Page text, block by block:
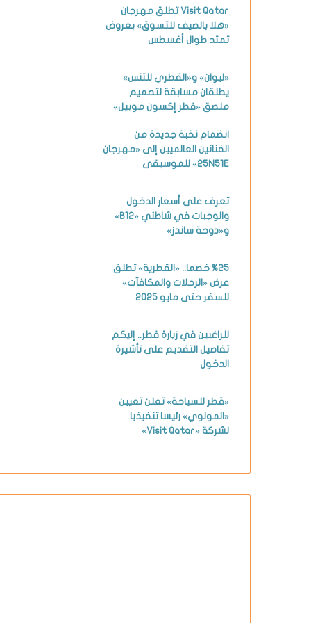
Visit Qatar تطلق مهرجان
«هلا بالصيف للتسوق» بعروض
تمتد طوال أغسطس
«ليوان» و«القطري للتنس»
يطلقان مسابقة لتصميم
ملصق «قطر إكسون موبيل»
انضمام نخبة جديدة من
الفنانين العالميين إلى «مهرجان
25N51E» للموسيقى
تعرف على أسعار الدخول
والوجبات في شاطئي «B12»
و«دوحة ساندز»
%25 خصما.. «القطرية» تطلق
عرض «الرحلات والمكافآت»
للسفر حتى مايو 2025
للراغبين في زيارة قطر.. إليكم
تفاصيل التقديم على تأشيرة
الدخول
«قطر للسياحة» تعلن تعيين
«المولوي» رئيسا تنفيذيا
لشركة «Visit Qatar»